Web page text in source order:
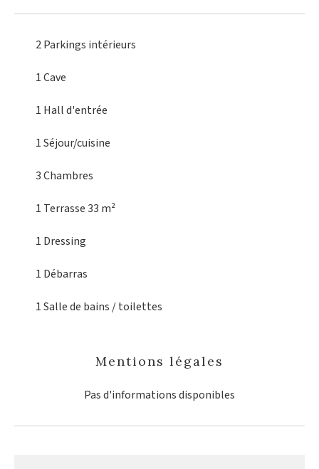
2 Parkings intérieurs
1 Cave
1 Hall d'entrée
1 Séjour/cuisine
3 Chambres
1 Terrasse33 m²
1 Dressing
1 Débarras
1 Salle de bains / toilettes
Mentions légales
Pas d'informations disponibles